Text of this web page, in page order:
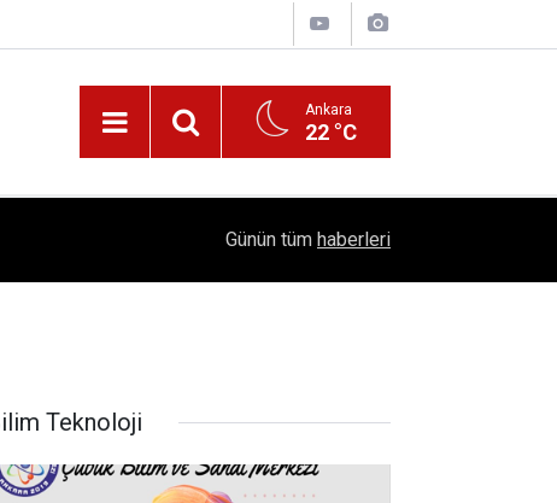
Ankara
22 °C
1504 Kep, Tek Bir Hedef: Bilim Kenti Çubuk
Günün tüm haberleri
Teknoloji